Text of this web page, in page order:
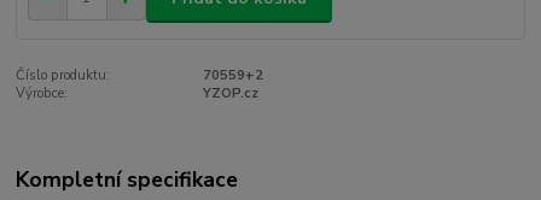
Číslo produktu:
70559+2
Výrobce:
YZOP.cz
Kompletní specifikace